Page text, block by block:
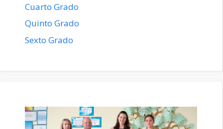
Cuarto Grado
Quinto Grado
Sexto Grado